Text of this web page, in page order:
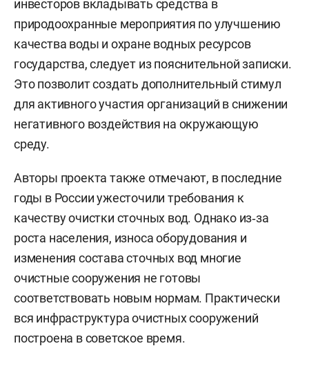
инвесторов вкладывать средства в
природоохранные мероприятия по улучшению
качества воды и охране водных ресурсов
государства, следует из пояснительной записки.
Это позволит создать дополнительный стимул
для активного участия организаций в снижении
негативного воздействия на окружающую
среду.
Авторы проекта также отмечают, в последние
годы в России ужесточили требования к
качеству очистки сточных вод. Однако из‑за
роста населения, износа оборудования и
изменения состава сточных вод многие
очистные сооружения не готовы
соответствовать новым нормам. Практически
вся инфраструктура очистных сооружений
построена в советское время.